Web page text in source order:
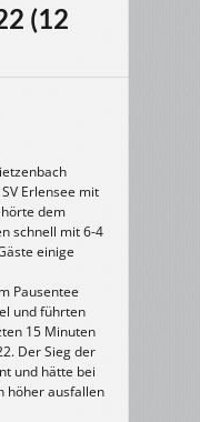
(12
Erlensee mit
dem
schnell mit 6-4
einige
Pausentee
und führten
15 Minuten
Der Sieg der
und hätte bei
höher ausfallen